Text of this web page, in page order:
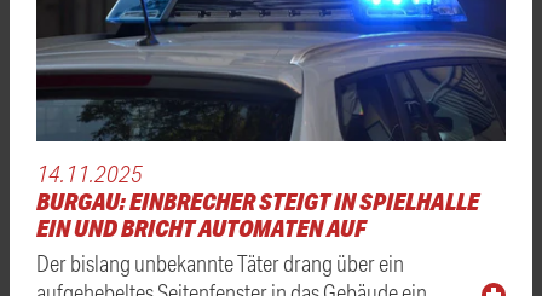
14.11.2025
BURGAU: EINBRECHER STEIGT IN SPIELHALLE
EIN UND BRICHT AUTOMATEN AUF
Der bislang unbekannte Täter drang über ein